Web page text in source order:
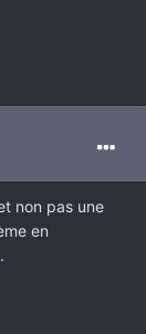
non pas une
en